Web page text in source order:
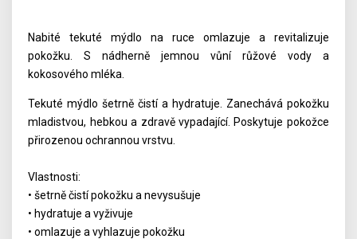
Nabité tekuté mýdlo na ruce omlazuje a revitalizuje
pokožku. S nádherně jemnou vůní růžové vody a
kokosového mléka.
Tekuté mýdlo šetrně čistí a hydratuje. Zanechává pokožku
mladistvou, hebkou a zdravě vypadající. Poskytuje pokožce
přirozenou ochrannou vrstvu.
Vlastnosti:
• šetrně čistí pokožku a nevysušuje
• hydratuje a vyživuje
• omlazuje a vyhlazuje pokožku